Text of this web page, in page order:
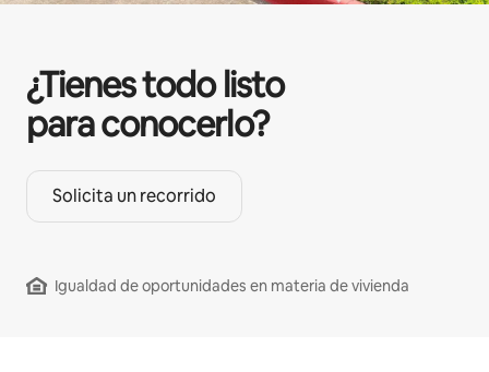
¿Tienes todo listo
para conocerlo?
Solicita un recorrido
Igualdad de oportunidades en materia de vivienda